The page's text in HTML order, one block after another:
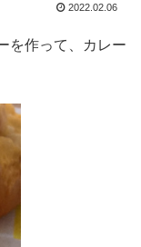
2022.02.06
を作って、カレー